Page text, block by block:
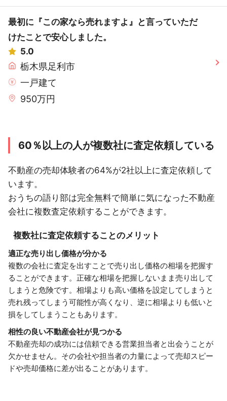
最初に『この家なら売れますよ』と言っていただ
けたことで安心しました。
5.0
栃木県足利市
一戸建て
950万円
60％以上の人が複数社に査定依頼している
不動産の売却体験者の64%が2社以上に査定依頼して
います。
おうちの語り部は完全無料で簡単に気になった不動産
会社に複数査定依頼することができます。
複数社に査定依頼することのメリット
適正な売り出し価格が分かる
複数の会社に査定を出すことで売り出し価格の相場を把握す
ることができます。正確な相場を把握しないまま売り出して
しまうと危険です。相場よりも高い価格を設定してしまうと
売れ残ってしまう可能性が高くなり、逆に相場よりも低いと
損をしてしまうこともあります。
相性の良い不動産会社が見つかる
不動産売却の成功には信頼できる営業担当者と出会うことが
欠かせません。その会社や担当者の力量によって売却スピー
ドや売却価格に差が出ることがあります。